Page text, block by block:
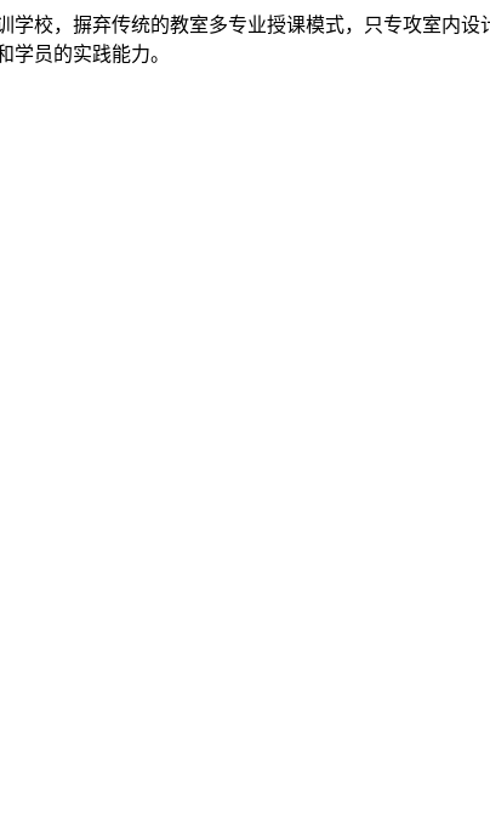
校，摒弃传统的教室多专业授课模式，只专攻室内
员的实践能力。